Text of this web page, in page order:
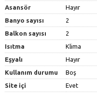
Asansör
Hayır
Banyo sayısı
2
Balkon sayısı
2
Isıtma
Klima
Eşyalı
Hayır
Kullanım durumu
Boş
Site içi
Evet